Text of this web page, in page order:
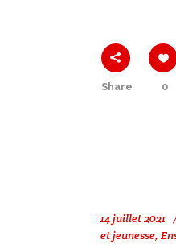
Share 0
14 juillet 2021
et jeunesse,